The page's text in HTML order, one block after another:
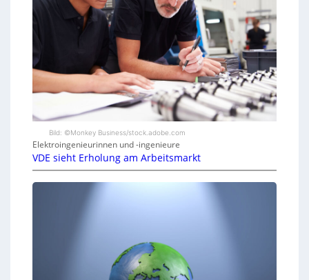
Bild: ©Monkey Business/stock.adobe.com
Elektroingenieurinnen und -ingenieure
VDE sieht Erholung am Arbeitsmarkt